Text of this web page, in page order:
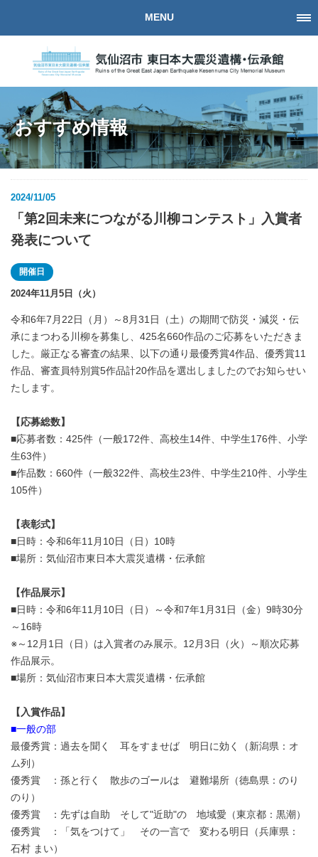
おすすめ情報
MENU
2024/11/05
「第2回未来につながる川柳コンテスト」入賞者
発表について
開催日
2024年11月5日（火）
令和6年7月22日（月）～8月31日（土）の期間で防災・減災・伝
承にまつわる川柳を募集し、425名660作品のご応募をいただきま
した。厳正なる審査の結果、以下の通り最優秀賞4作品、優秀賞11
作品、審査員特別賞5作品計20作品を選出しましたのでお知らせい
たします。
【応募総数】
■応募者数：425件（一般172件、高校生14件、中学生176件、小学
生63件）
■作品数：660件（一般322件、高校生23件、中学生210件、小学生
105件）
【表彰式】
■日時：令和6年11月10日（日）10時
■場所：気仙沼市東日本大震災遺構・伝承館
【作品展示】
■日時：令和6年11月10日（日）～令和7年1月31日（金）9時30分
～16時
※～12月1日（日）は入賞者のみ展示。12月3日（火）～順次応募
作品展示。
■場所：気仙沼市東日本大震災遺構・伝承館
【入賞作品】
■一般の部
最優秀賞：過去を聞く 耳をすませば 明日に効く（新潟県：オ
ム列）
優秀賞 ：孫と行く 散歩のゴールは 避難場所（徳島県：のり
のり）
優秀賞 ：先ずは自助 そして"近助"の 地域愛（東京都：黒潮）
優秀賞 ：「気をつけて」 その一言で 変わる明日（兵庫県：
石村 まい）